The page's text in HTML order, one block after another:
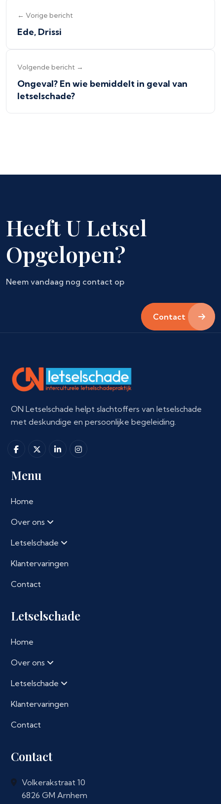
← Vorige bericht
Ede, Drissi
Volgende bericht →
Ongeval? En wie bemiddelt in geval van
letselschade?
Heeft U Letsel
Opgelopen?
Neem vandaag nog contact op
Contact
ON Letselschade helpt slachtoffers van letselschade
met deskundige en persoonlijke begeleiding.
Menu
Home
Over ons
Letselschade
Klantervaringen
Contact
Letselschade
Home
Over ons
Letselschade
Klantervaringen
Contact
Contact
Volkerakstraat 10
6826 GM Arnhem